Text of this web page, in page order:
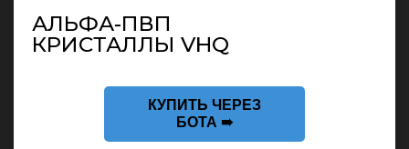
АЛЬФА-ПВП
КРИСТАЛЛЫ VHQ
КУПИТЬ ЧЕРЕЗ
БОТА ➠